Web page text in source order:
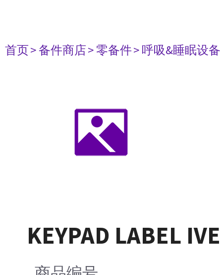
首页> 备件商店> 零备件> 呼吸&睡眠设备
KEYPAD LABEL